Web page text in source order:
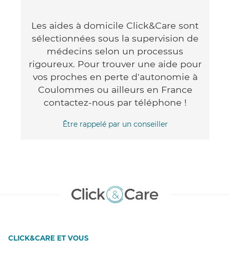
Les aides à domicile Click&Care sont
sélectionnées sous la supervision de
médecins selon un processus
rigoureux. Pour trouver une aide pour
vos proches en perte d'autonomie à
Coulommes ou ailleurs en France
contactez-nous par téléphone !
Être rappelé par un conseiller
CLICK&CARE ET VOUS